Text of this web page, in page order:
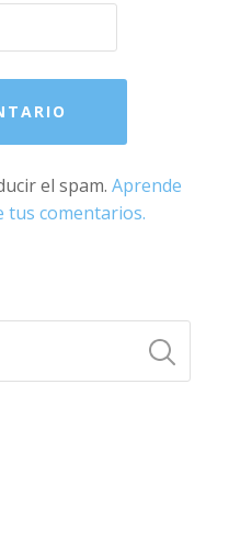
el spam.Aprende
tus comentarios.